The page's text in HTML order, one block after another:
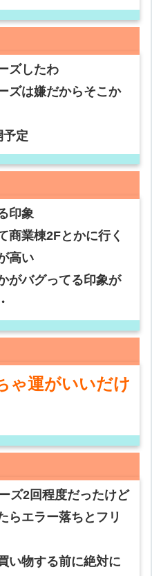
ズしたわ
ズは嫌だからそこか
予定
印象
商業棟2Fとかに行く
高い
がバグってる印象が
ゃ運がいいだけ
ズ2回程度だったけど
らエラー落ちとフリ
い物する前に絶対に